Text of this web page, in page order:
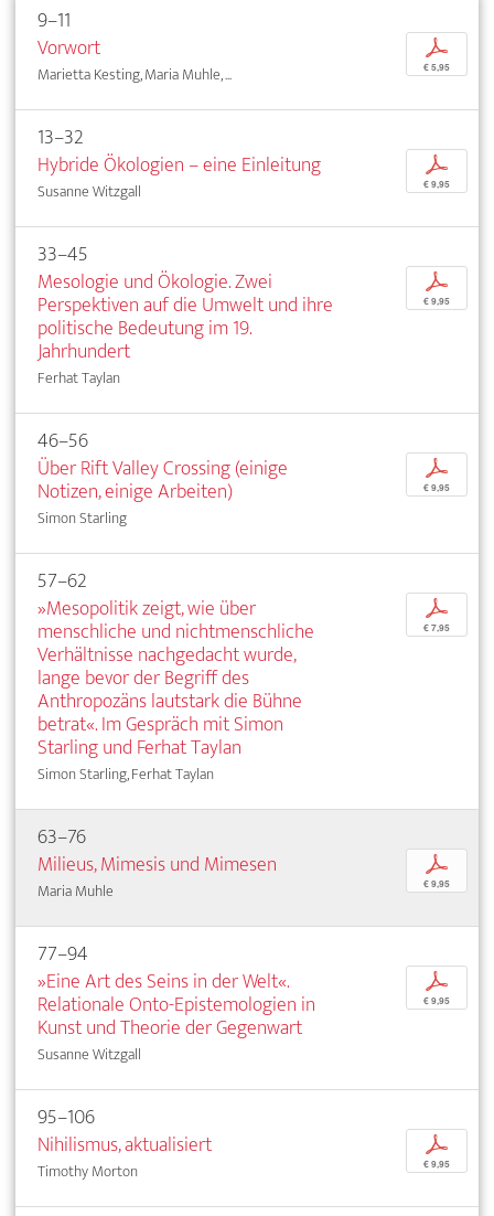
9–11
Vorwort
Marietta Kesting, Maria Muhle, ...
p
€ 5,95
13–32
Hybride Ökologien – eine Einleitung
Susanne Witzgall
p
€ 9,95
33–45
Mesologie und Ökologie. Zwei
Perspektiven auf die Umwelt und ihre
politische Bedeutung im 19.
Jahrhundert
Ferhat Taylan
p
€ 9,95
46–56
Über Rift Valley Crossing (einige
Notizen, einige Arbeiten)
Simon Starling
p
€ 9,95
57–62
»Mesopolitik zeigt, wie über
menschliche und nichtmenschliche
Verhältnisse nachgedacht wurde,
lange bevor der Begriff des
Anthropozäns lautstark die Bühne
betrat«. Im Gespräch mit Simon
Starling und Ferhat Taylan
Simon Starling, Ferhat Taylan
p
€ 7,95
63–76
Milieus, Mimesis und Mimesen
Maria Muhle
p
€ 9,95
77–94
»Eine Art des Seins in der Welt«.
Relationale Onto-Epistemologien in
Kunst und Theorie der Gegenwart
Susanne Witzgall
p
€ 9,95
95–106
Nihilismus, aktualisiert
Timothy Morton
p
€ 9,95